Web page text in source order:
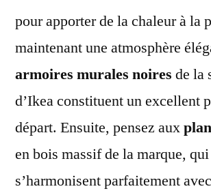
pour apporter de la chaleur à la
maintenant une atmosphère
armoires murales noires de la
d’Ikea constituent un excellent
départ. Ensuite, pensez aux
en bois massif de la marque, qui
s’harmonisent parfaitement